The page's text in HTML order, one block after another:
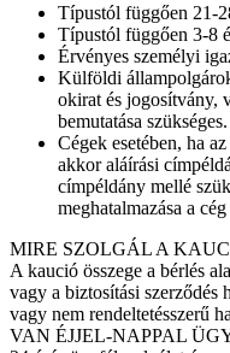
Típustól függően 21-
Típustól függően 3-8
Érvényes személyi
Külföldi
okirat és jogosítvány,
bemutatása szükséges.
Cégek esetében, ha
akkor aláírási
címpéldány mellé
meghatalmazása a
MIRE SZOLGÁL A
A kaució összege a bérlés
vagy a biztosítási szerződés
vagy nem rendeltetésszerű
VAN ÉJJEL-NAPPAL